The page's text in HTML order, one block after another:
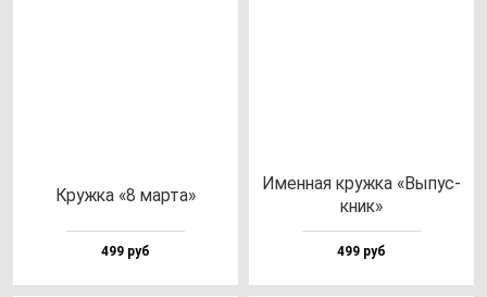
Круж­ка «8 мар­та»
499 руб
Имен­ная круж­ка «Выпус­
кник»
499 руб